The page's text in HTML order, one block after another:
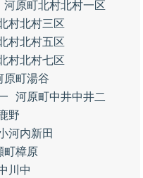
河原町北村北村一区
村北村三区
村北村五区
村北村七区
原町湯谷
河原町中井中井二
野
河内新田
町樟原
川中